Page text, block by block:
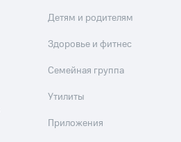
Детям и родителям
Здоровье и фитнес
Семейная группа
Утилиты
Приложения